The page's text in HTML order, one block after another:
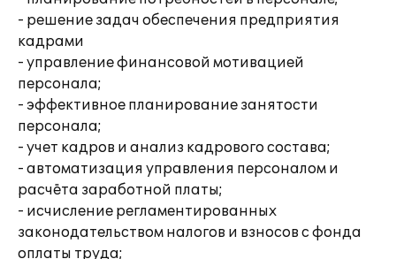
- решение задач обеспечения предприятия
кадрами
- управление финансовой мотивацией
персонала;
- эффективное планирование занятости
персонала;
- учет кадров и анализ кадрового состава;
- автоматизация управления персоналом и
расчёта заработной платы;
- исчисление регламентированных
законодательством налогов и взносов с фонда
оплаты труда;